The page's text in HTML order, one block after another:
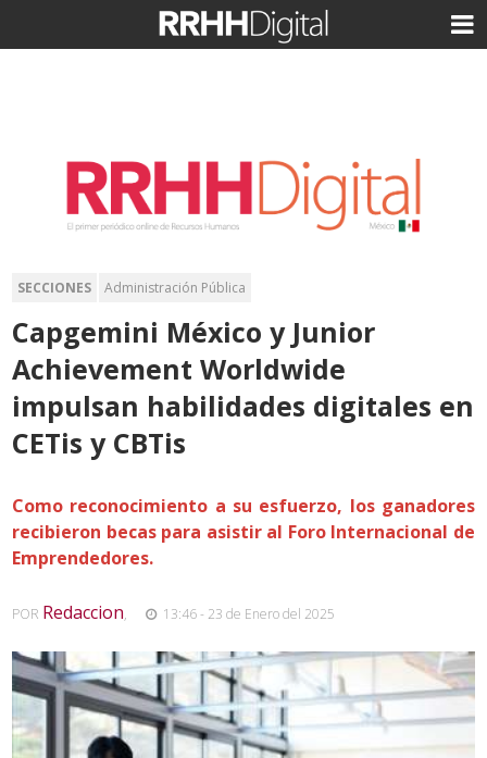
SECCIONES Administración Pública
Capgemini México y Junior
Achievement Worldwide
impulsan habilidades digitales en
CETis y CBTis
Como reconocimiento a su esfuerzo, los ganadores
recibieron becas para asistir al Foro Internacional de
Emprendedores.
POR Redaccion, 13:46 - 23 de Enero del 2025